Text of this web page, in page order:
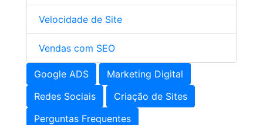
Velocidade de Site
Vendas com SEO
Google ADS
Marketing Digital
Redes Sociais
Criação de Sites
Perguntas Frequentes